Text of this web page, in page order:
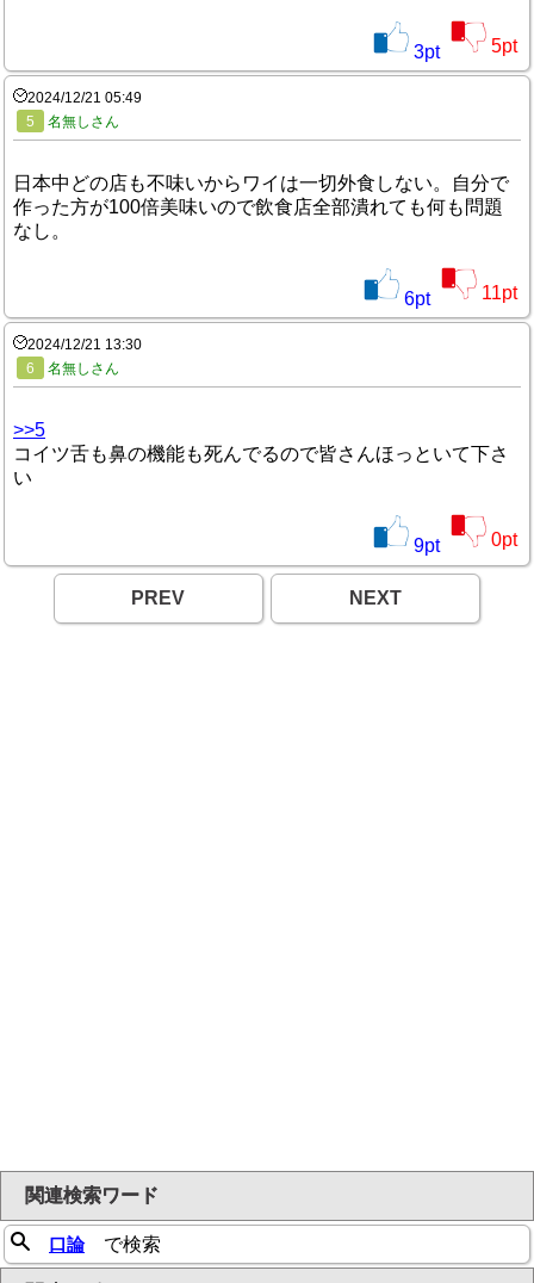
3pt 5pt
2024/12/21 05:49
5
名無しさん
日本中どの店も不味いからワイは一切外食しない。自分で
作った方が100倍美味いので飲食店全部潰れても何も問題
なし。
6pt 11pt
2024/12/21 13:30
6
名無しさん
>>5
コイツ舌も鼻の機能も死んでるので皆さんほっといて下さ
い
9pt 0pt
PREV NEXT
関連検索ワード
口論で検索